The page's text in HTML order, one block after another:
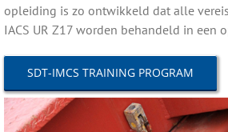
opleiding is zo ontwikkeld dat alle
IACS UR Z17 worden behandeld in een
SDT-IMCS TRAINING PROGRAM